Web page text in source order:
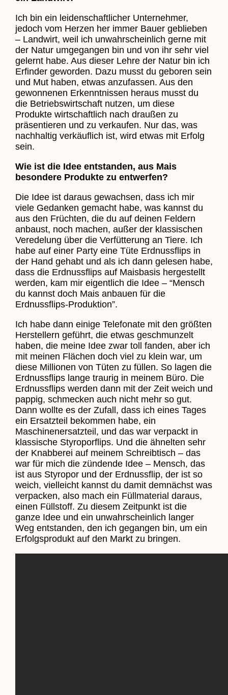
Ich bin ein leidenschaftlicher Unternehmer,
jedoch vom Herzen her immer Bauer geblieben
– Landwirt, weil ich unwahrscheinlich gerne mit
der Natur umgegangen bin und von ihr sehr viel
gelernt habe. Aus dieser Lehre der Natur bin ich
Erfinder geworden. Dazu musst du geboren sein
und Mut haben, etwas anzufassen. Aus den
gewonnenen Erkenntnissen heraus musst du
die Betriebswirtschaft nutzen, um diese
Produkte wirtschaftlich nach draußen zu
präsentieren und zu verkaufen. Nur das, was
nachhaltig verkäuflich ist, wird etwas mit Erfolg
sein.
Wie ist die Idee entstanden, aus Mais
besondere Produkte zu entwerfen?
Die Idee ist daraus gewachsen, dass ich mir
viele Gedanken gemacht habe, was kannst du
aus den Früchten, die du auf deinen Feldern
anbaust, noch machen, außer der klassischen
Veredelung über die Verfütterung an Tiere. Ich
habe auf einer Party eine Tüte Erdnussflips in
der Hand gehabt und als ich dann gelesen habe,
dass die Erdnussflips auf Maisbasis hergestellt
werden, kam mir eigentlich die Idee – “Mensch
du kannst doch Mais anbauen für die
Erdnussflips-Produktion”.
Ich habe dann einige Telefonate mit den größten
Herstellern geführt, die etwas geschmunzelt
haben, die meine Idee zwar toll fanden, aber ich
mit meinen Flächen doch viel zu klein war, um
diese Millionen von Tüten zu füllen. So lagen die
Erdnussflips lange traurig in meinem Büro. Die
Erdnussflips werden dann mit der Zeit weich und
pappig, schmecken auch nicht mehr so gut.
Dann wollte es der Zufall, dass ich eines Tages
ein Ersatzteil bekommen habe, ein
Maschinenersatzteil, und das war verpackt in
klassische Styroporflips. Und die ähnelten sehr
der Knabberei auf meinem Schreibtisch – das
war für mich die zündende Idee – Mensch, das
ist aus Styropor und der Erdnussflip, der ist so
weich, vielleicht kannst du damit demnächst was
verpacken, also mach ein Füllmaterial daraus,
einen Füllstoff. Zu diesem Zeitpunkt ist die
ganze Idee und ein unwahrscheinlich langer
Weg entstanden, den ich gegangen bin, um ein
Erfolgsprodukt auf den Markt zu bringen.